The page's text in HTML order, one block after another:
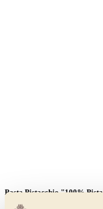
Pasta Pistacchio "100%